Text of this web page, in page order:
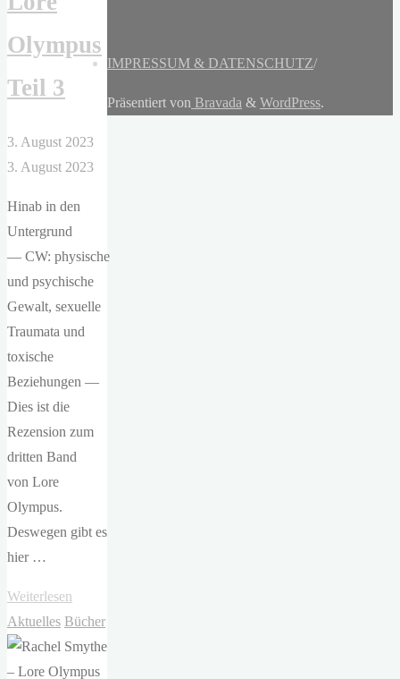
Olympus
Teil 3
3. August 2023
3. August 2023
Hinab in den
Untergrund
— CW: physische
und psychische
Gewalt, sexuelle
Traumata und
toxische
Beziehungen —
Dies ist die
Rezension zum
dritten Band
von Lore
Olympus.
Deswegen gibt es
hier …
Weiterlesen
Smythe
–
Lore
Aktuelles Bücher
IMPRESSUM & DATENSCHUTZ/
Präsentiert von Bravada & WordPress.